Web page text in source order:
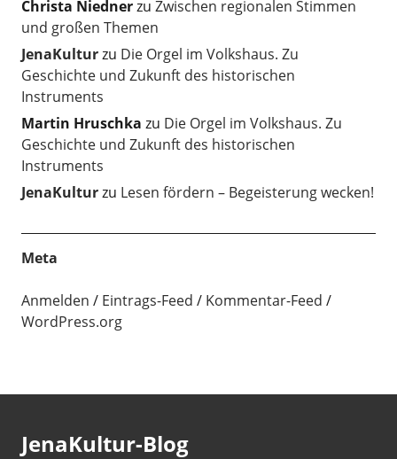
Christa Niednerzu Zwischen regionalen Stimmen
und großen Themen
JenaKulturzu Die Orgel im Volkshaus. Zu
Geschichte und Zukunft des historischen
Instruments
Martin Hruschka zu Die Orgel im Volkshaus. Zu
Geschichte und Zukunft des historischen
Instruments
JenaKulturzu Lesen fördern – Begeisterung wecken!
Meta
Anmelden Eintrags-Feed
Kommentar-Feed
WordPress.org
JenaKultur-Blog